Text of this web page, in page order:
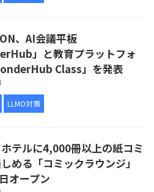
、AI会議平板
」と教育プラットフォ
Class」を発表
LLMO対策
テルに4,000冊以上の紙コミ
める「コミックラウンジ」
オープン